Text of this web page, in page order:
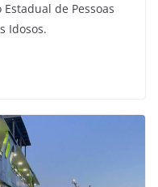
de Pessoas
Idosos.